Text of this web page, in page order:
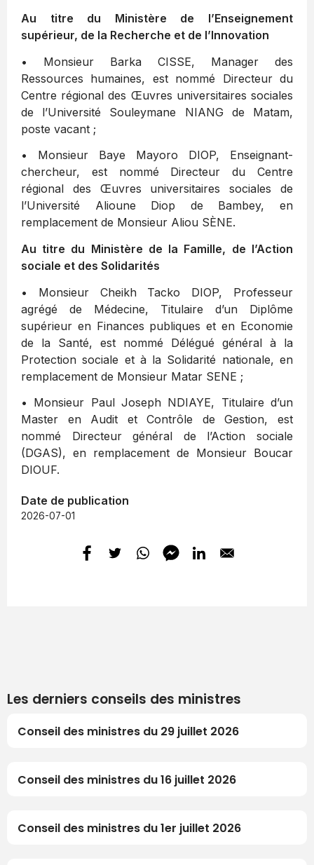
Au titre du Ministère de l’Enseignement
supérieur, de la Recherche et de l’Innovation
• Monsieur Barka CISSE, Manager des
Ressources humaines, est nommé Directeur du
Centre régional des Œuvres universitaires sociales
de l’Université Souleymane NIANG de Matam,
poste vacant ;
• Monsieur Baye Mayoro DIOP, Enseignant-
chercheur, est nommé Directeur du Centre
régional des Œuvres universitaires sociales de
l’Université Alioune Diop de Bambey, en
remplacement de Monsieur Aliou SÈNE.
Au titre du Ministère de la Famille, de l’Action
sociale et des Solidarités
• Monsieur Cheikh Tacko DIOP, Professeur
agrégé de Médecine, Titulaire d’un Diplôme
supérieur en Finances publiques et en Economie
de la Santé, est nommé Délégué général à la
Protection sociale et à la Solidarité nationale, en
remplacement de Monsieur Matar SENE ;
• Monsieur Paul Joseph NDIAYE, Titulaire d’un
Master en Audit et Contrôle de Gestion, est
nommé Directeur général de l’Action sociale
(DGAS), en remplacement de Monsieur Boucar
DIOUF.
Date de publication
2026-07-01
Les derniers conseils des ministres
Conseil des ministres du 29 juillet 2026
Conseil des ministres du 16 juillet 2026
Conseil des ministres du 1er juillet 2026